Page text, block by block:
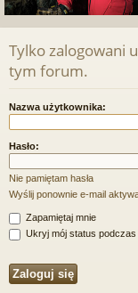
Tylko zalogowani
tym forum.
Nazwa użytkownika:
Hasło:
Nie pamiętam hasła
Wyślij ponownie e-mail
Zapamiętaj mnie
Ukryj mój status podczas